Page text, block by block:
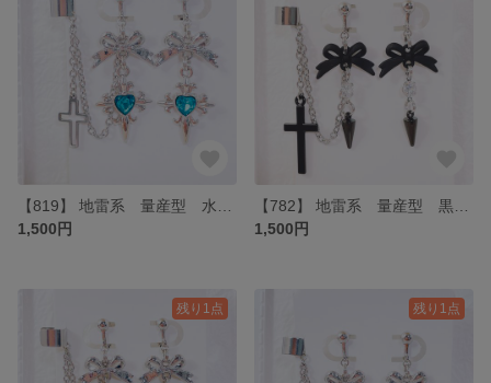
1,500円
1,500円
残り1点 残り1点